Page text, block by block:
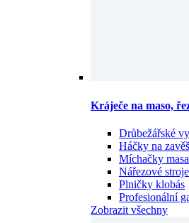
Kráječe na maso,
Drůbežářské
Háčky na
Míchačky masa
Nářezové stroje
Plničky klobás
Profesionální
Zobrazit všechny